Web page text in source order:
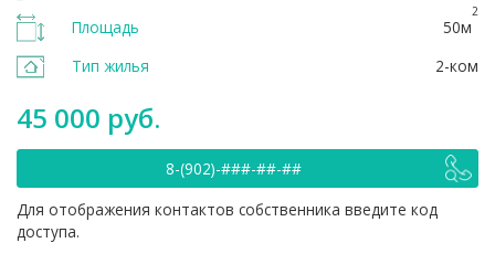
Площадь
50м
2
Тип жилья 2-ком
45 000 руб.
8-(902)-###-##-##
Для отображения контактов собственника введите код
доступа.